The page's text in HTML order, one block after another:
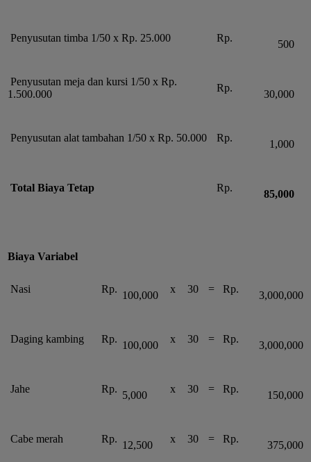
Penyusutan timba 1/50 x Rp. 25.000 Rp.
500
Penyusutan meja dan kursi 1/50 x Rp.
1.500.000
Rp.
30,000
Penyusutan alat tambahan 1/50 x Rp. 50.000 Rp.
1,000
Total Biaya Tetap Rp.
85,000
Biaya Variabel
Nasi Rp.
100,000
x 30 = Rp.
3,000,000
Daging kambing Rp.
100,000
x 30 = Rp.
3,000,000
Jahe Rp.
5,000
x 30 = Rp.
150,000
Cabe merah Rp.
12,500
x 30 = Rp.
375,000